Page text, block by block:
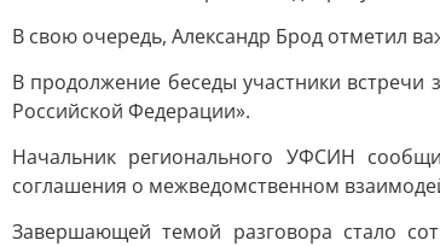
В свою очередь, Александр Брод отметил
В продолжение беседы участники
Российской Федерации».
Начальник регионального УФСИН
соглашения о межведомственном
Завершающей темой разговора стало